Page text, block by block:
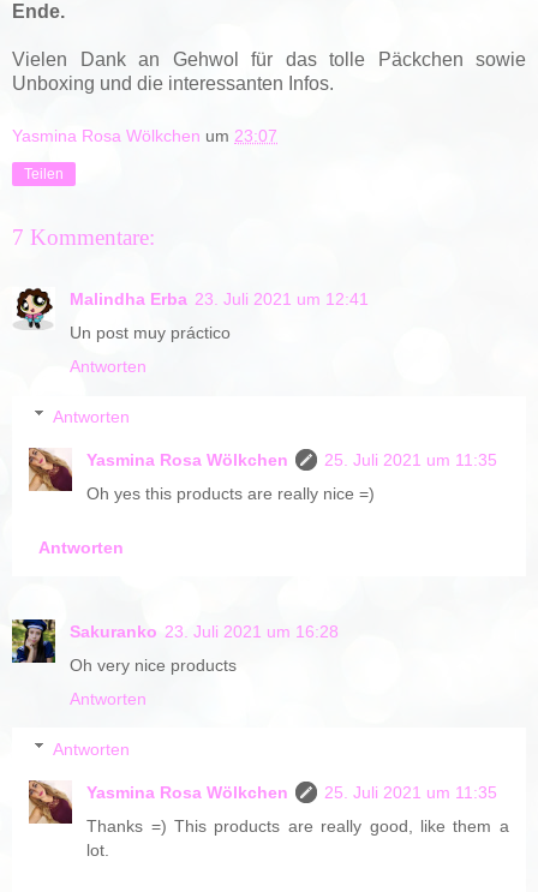
Ende.
Vielen Dank an Gehwol für das tolle Päckchen sowie
Unboxing und die interessanten Infos.
Yasmina Rosa Wölkchen um 23:07
Teilen
7 Kommentare:
Malindha Erba 23. Juli 2021 um 12:41
Un post muy práctico
Antworten
Antworten
Yasmina Rosa Wölkchen
25. Juli 2021 um 11:35
Oh yes this products are really nice =)
Antworten
Sakuranko 23. Juli 2021 um 16:28
Oh very nice products
Antworten
Antworten
Yasmina Rosa Wölkchen
25. Juli 2021 um 11:35
Thanks =) This products are really good, like them a
lot.